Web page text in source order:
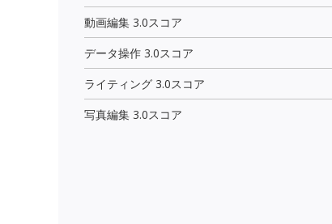
動画編集 3.0スコア
データ操作 3.0スコア
ライティング 3.0スコア
写真編集 3.0スコア